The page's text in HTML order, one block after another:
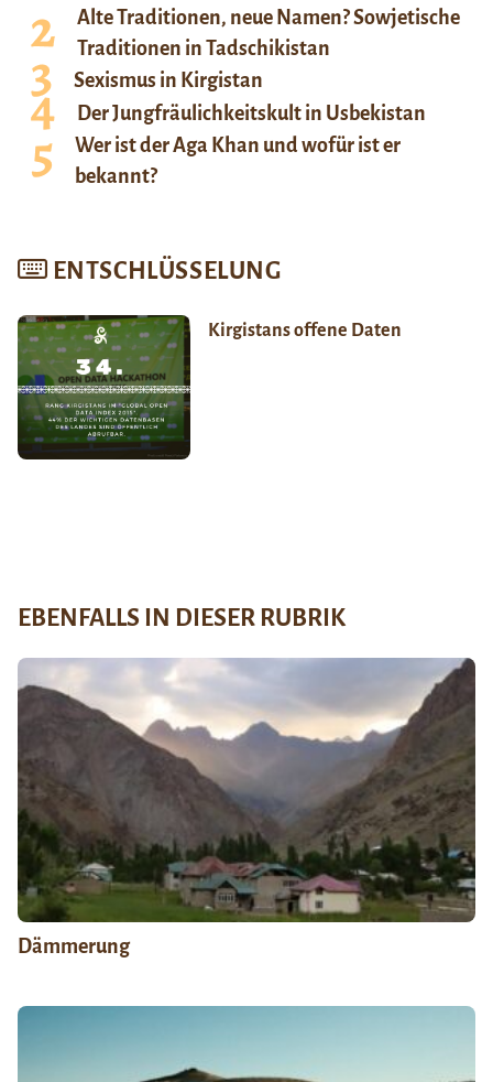
Alte Traditionen, neue Namen? Sowjetische
Traditionen in Tadschikistan
Sexismus in Kirgistan
Der Jungfräulichkeitskult in Usbekistan
Wer ist der Aga Khan und wofür ist er
bekannt?
ENTSCHLÜSSELUNG
Kirgistans offene Daten
EBENFALLS IN DIESER RUBRIK
Dämmerung